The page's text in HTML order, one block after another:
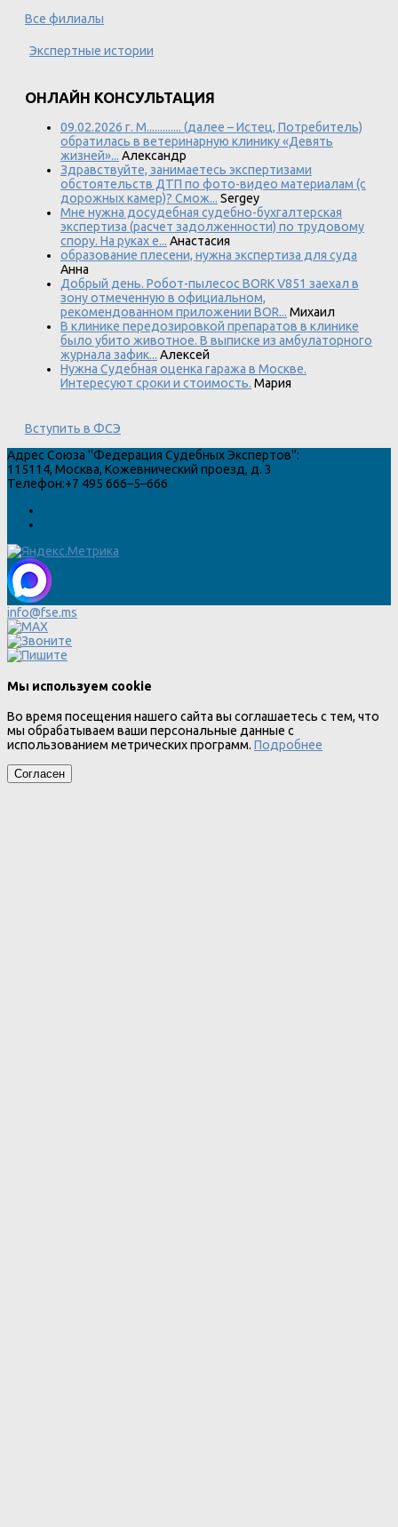
Все филиалы
Экспертные истории
ОНЛАЙН КОНСУЛЬТАЦИЯ
09.02.2026 г. М............. (далее – Истец, Потребитель)
обратилась в ветеринарную клинику «Девять
жизней»... Александр
Здравствуйте, занимаетесь экспертизами
обстоятельств ДТП по фото-видео материалам (с
дорожных камер)? Смож... Sergey
Мне нужна досудебная судебно-бухгалтерская
экспертиза (расчет задолженности) по трудовому
спору. На руках е... Анастасия
образование плесени, нужна экспертиза для суда
Анна
Добрый день. Робот-пылесос BORK V851 заехал в
зону отмеченную в официальном,
рекомендованном приложении BOR... Михаил
В клинике передозировкой препаратов в клинике
было убито животное. В выписке из амбулаторного
журнала зафик... Алексей
Нужна Судебная оценка гаража в Москве.
Интересуют сроки и стоимость. Мария
Вступить в ФСЭ
Адрес Союза "Федерация Судебных Экспертов":
115114, Москва, Кожевнический проезд, д. 3
Телефон:+7 495 666–5–666
info@fse.ms
Мы используем cookie
Во время посещения нашего сайта вы соглашаетесь с тем, что
мы обрабатываем ваши персональные данные с
использованием метрических программ. Подробнее
Согласен